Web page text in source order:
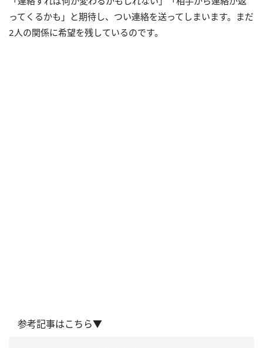
ってくるかも」と期待し、つい連絡を送ってしまいます。まだ
2人の関係に希望を残しているのです。
参考記事はこちら▼